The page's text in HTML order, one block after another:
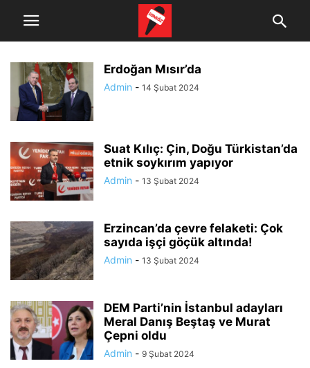
Erdoğan Mısır’da
Admin - 14 Şubat 2024
Suat Kılıç: Çin, Doğu Türkistan’da
etnik soykırım yapıyor
Admin - 13 Şubat 2024
Erzincan’da çevre felaketi: Çok
sayıda işçi göçük altında!
Admin - 13 Şubat 2024
DEM Parti’nin İstanbul adayları
Meral Danış Beştaş ve Murat
Çepni oldu
Admin - 9 Şubat 2024